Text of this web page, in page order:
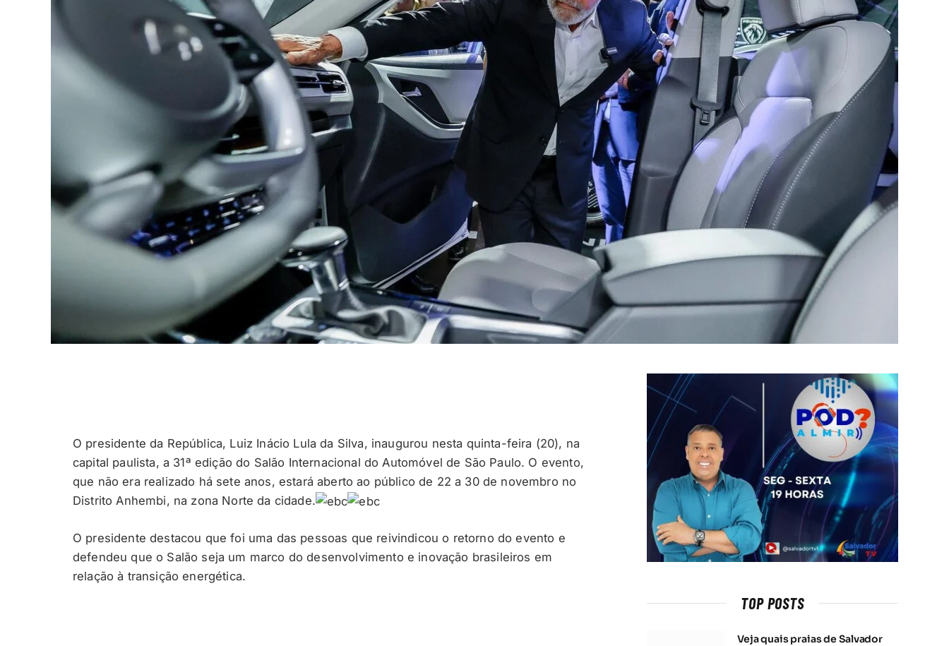
O presidente da República, Luiz Inácio Lula da Silva, inaugurou nesta quinta-feira (20), na
capital paulista, a 31ª edição do Salão Internacional do Automóvel de São Paulo. O evento,
que não era realizado há sete anos, estará aberto ao público de 22 a 30 de novembro no
Distrito Anhembi, na zona Norte da cidade.
O presidente destacou que foi uma das pessoas que reivindicou o retorno do evento e
defendeu que o Salão seja um marco do desenvolvimento e inovação brasileiros em
relação à transição energética.
TOP POSTS
Veja quais praias de Salvador